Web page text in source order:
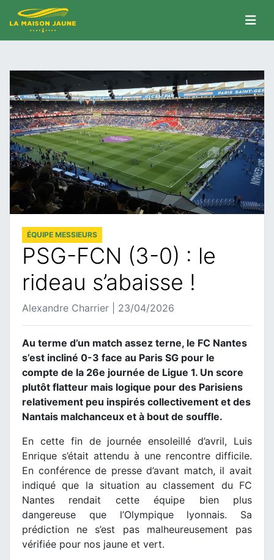
ÉQUIPE MESSIEURS
PSG-FCN (3-0) : le
rideau s’abaisse !
Alexandre Charrier | 23/04/2026
Au terme d’un match assez terne, le FC Nantes
s’est incliné 0-3 face au Paris SG pour le
compte de la 26e journée de Ligue 1. Un score
plutôt flatteur mais logique pour des Parisiens
relativement peu inspirés collectivement et des
Nantais malchanceux et à bout de souffle.
En cette fin de journée ensoleillé d’avril, Luis
Enrique s’était attendu à une rencontre difficile.
En conférence de presse d’avant match, il avait
indiqué que la situation au classement du FC
Nantes rendait cette équipe bien plus
dangereuse que l’Olympique lyonnais. Sa
prédiction ne s’est pas malheureusement pas
vérifiée pour nos jaune et vert.